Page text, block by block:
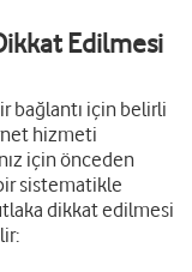
Edilmesi
bağlantı için belirli
hizmeti
için önceden
sistematikle
dikkat edilmesi